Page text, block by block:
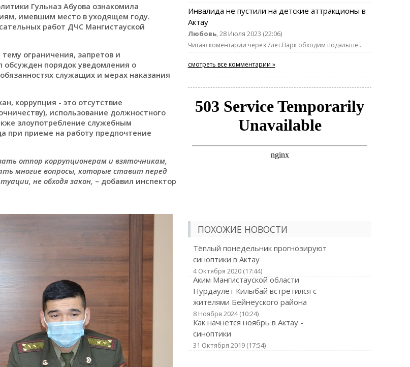
Гульназ Абуова ознакомила
имевшим место в уходящем году.
работ ДЧС Мангистауской
ограничения, запретов и
обсужден порядок уведомления о
служащих и мерах наказания
коррупция - это отсутствие
использование должностного
злоупотребление служебным
при приеме на работу предпочтение
отпор коррупционерам и взяточникам,
многие вопросы, которые ставит перед
не обходя закон, – добавил инспектор
Инвалида не пустили на детские аттракционы в
Актау
Любовь, 28 Июля 2023 (22:06)
Читаю коментарии через 7лет.Парк обходим подальше ..
смотреть все комментарии »
ПОХОЖИЕ НОВОСТИ
Тёплый понедельник прогнозируют
синоптики в Актау
4 Октября 2020 (17:44)
Аким Мангистауской области
Нурдаулет Килыбай встретился с
жителями Бейнеуского района
8 Ноября 2024 (10:24)
Как начнется ноябрь в Актау -
синоптики
31 Октября 2019 (17:54)